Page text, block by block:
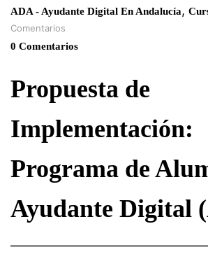
ADA - Ayudante Digital En Andalucía,
Comentarios
0 Comentarios
Propuesta de
Implementación:
Programa de
Ayudante Digital